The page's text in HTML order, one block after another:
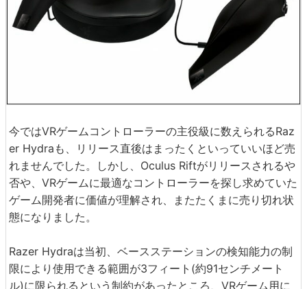
今ではVRゲームコントローラーの主役級に数えられるRaz
er Hydraも、リリース直後はまったくといっていいほど売
れませんでした。しかし、Oculus Riftがリリースされるや
否や、VRゲームに最適なコントローラーを探し求めていた
ゲーム開発者に価値が理解され、またたくまに売り切れ状
態になりました。
Razer Hydraは当初、ベースステーションの検知能力の制
限により使用できる範囲が3フィート(約91センチメート
ル)に限られるという制約があったところ、VRゲーム用に